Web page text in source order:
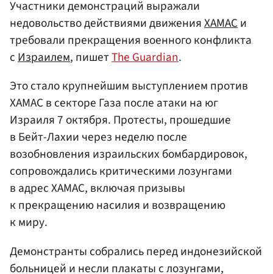
Участники демонстраций выражали
недовольство действиями движенияХАМАСи
требовали прекращения военного конфликта
сИзраилем, пишетThe Guardian.
Это стало крупнейшим выступлением против
ХАМАС в секторе Газа после атаки на юг
Израиля 7 октября. Протесты, прошедшие
в Бейт-Лахии через неделю после
возобновления израильских бомбардировок,
сопровождались критическими лозунгами
в адрес ХАМАС, включая призывы
к прекращению насилия и возвращению
к миру.
Демонстранты собрались перед индонезийской
больницей и несли плакаты с лозунгами,